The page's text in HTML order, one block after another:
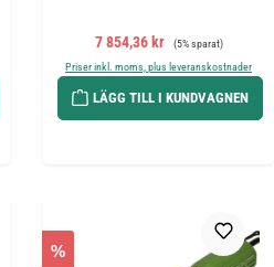
Försäljningspris:
7 854,36 kr Ordinarie pris:
(5% sparat)
Priser inkl. moms, plus leveranskostnader
LÄGG TILL I KUNDVAGNEN
%